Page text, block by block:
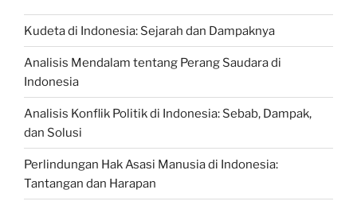
Kudeta di Indonesia: Sejarah dan Dampaknya
Analisis Mendalam tentang Perang Saudara di
Indonesia
Analisis Konflik Politik di Indonesia: Sebab, Dampak,
dan Solusi
Perlindungan Hak Asasi Manusia di Indonesia:
Tantangan dan Harapan